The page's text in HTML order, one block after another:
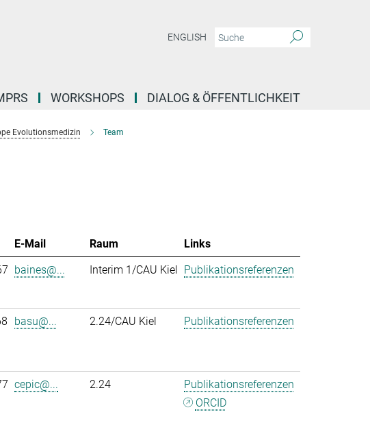
ENGLISH
WORKSHOPS DIALOG & ÖFFENTLICHKEIT
Evolutionsmedizin Team
E-Mail Raum
Links
baines@... Interim 1/CAU Kiel Publikationsreferenzen
basu@... 2.24/CAU Kiel Publikationsreferenzen
cepic@... 2.24
Publikationsreferenzen
ORCID